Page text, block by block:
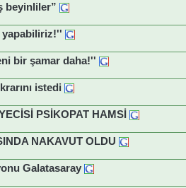
beyinliler”
bir şamar daha!''
istedi
PSİKOPAT HAMSİ
NAKAVUT OLDU
Galatasaray